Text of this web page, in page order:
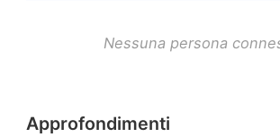
Nessuna persona
Approfondimenti